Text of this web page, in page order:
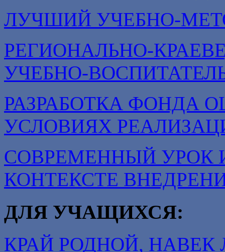
ЛУЧШИЙ УЧЕБНО-
РЕГИОНАЛЬНО-
УЧЕБНО-
РАЗРАБОТКА ФОНДА
УСЛОВИЯХ
СОВРЕМЕННЫЙ УРОК
КОНТЕКСТЕ
ДЛЯ УЧАЩИХСЯ:
КРАЙ РОДНОЙ,